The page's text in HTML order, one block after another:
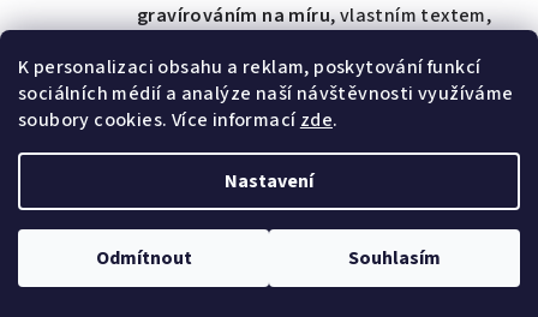
K personalizaci obsahu a reklam, poskytování funkcí
sociálních médií a analýze naší návštěvnosti využíváme
soubory cookies. Více informacízde.
Nastavení
Odmítnout Souhlasím
gravírováním na míru, vlastním textem,
individuální personalizací provedenou na
základě požadavku kupujícího.
na míru a neobsahuje personalizaci,
zůstává právo kupujícího na odstoupení
od smlouvy ve lhůtě 14 dnůbeze změny.
V případě odstoupení od Smlouvy dle čl. 2